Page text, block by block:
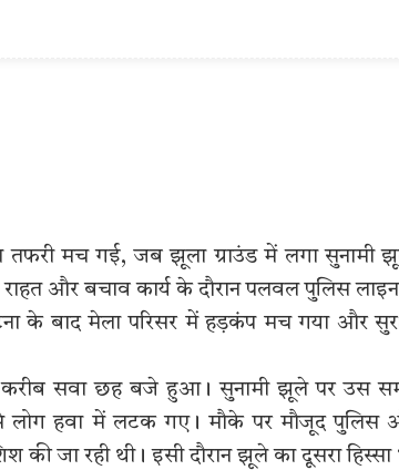
तफरी मच गई, जब झूला ग्राउंड में लगा सुनामी
और बचाव कार्य के दौरान पलवल पुलिस
के बाद मेला परिसर में हड़कंप मच गया और
करीब सवा छह बजे हुआ। सुनामी झूले पर उस
लोग हवा में लटक गए। मौके पर मौजूद पुलिस
जा रही थी। इसी दौरान झूले का दूसरा हिस्सा